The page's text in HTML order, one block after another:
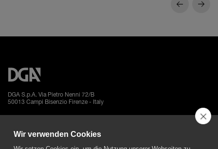
DGA S.p.A. Via Pietro Nenni 72/B
50013 Campi Bisenzio Firenze - Italy
Wir verwenden Cookies